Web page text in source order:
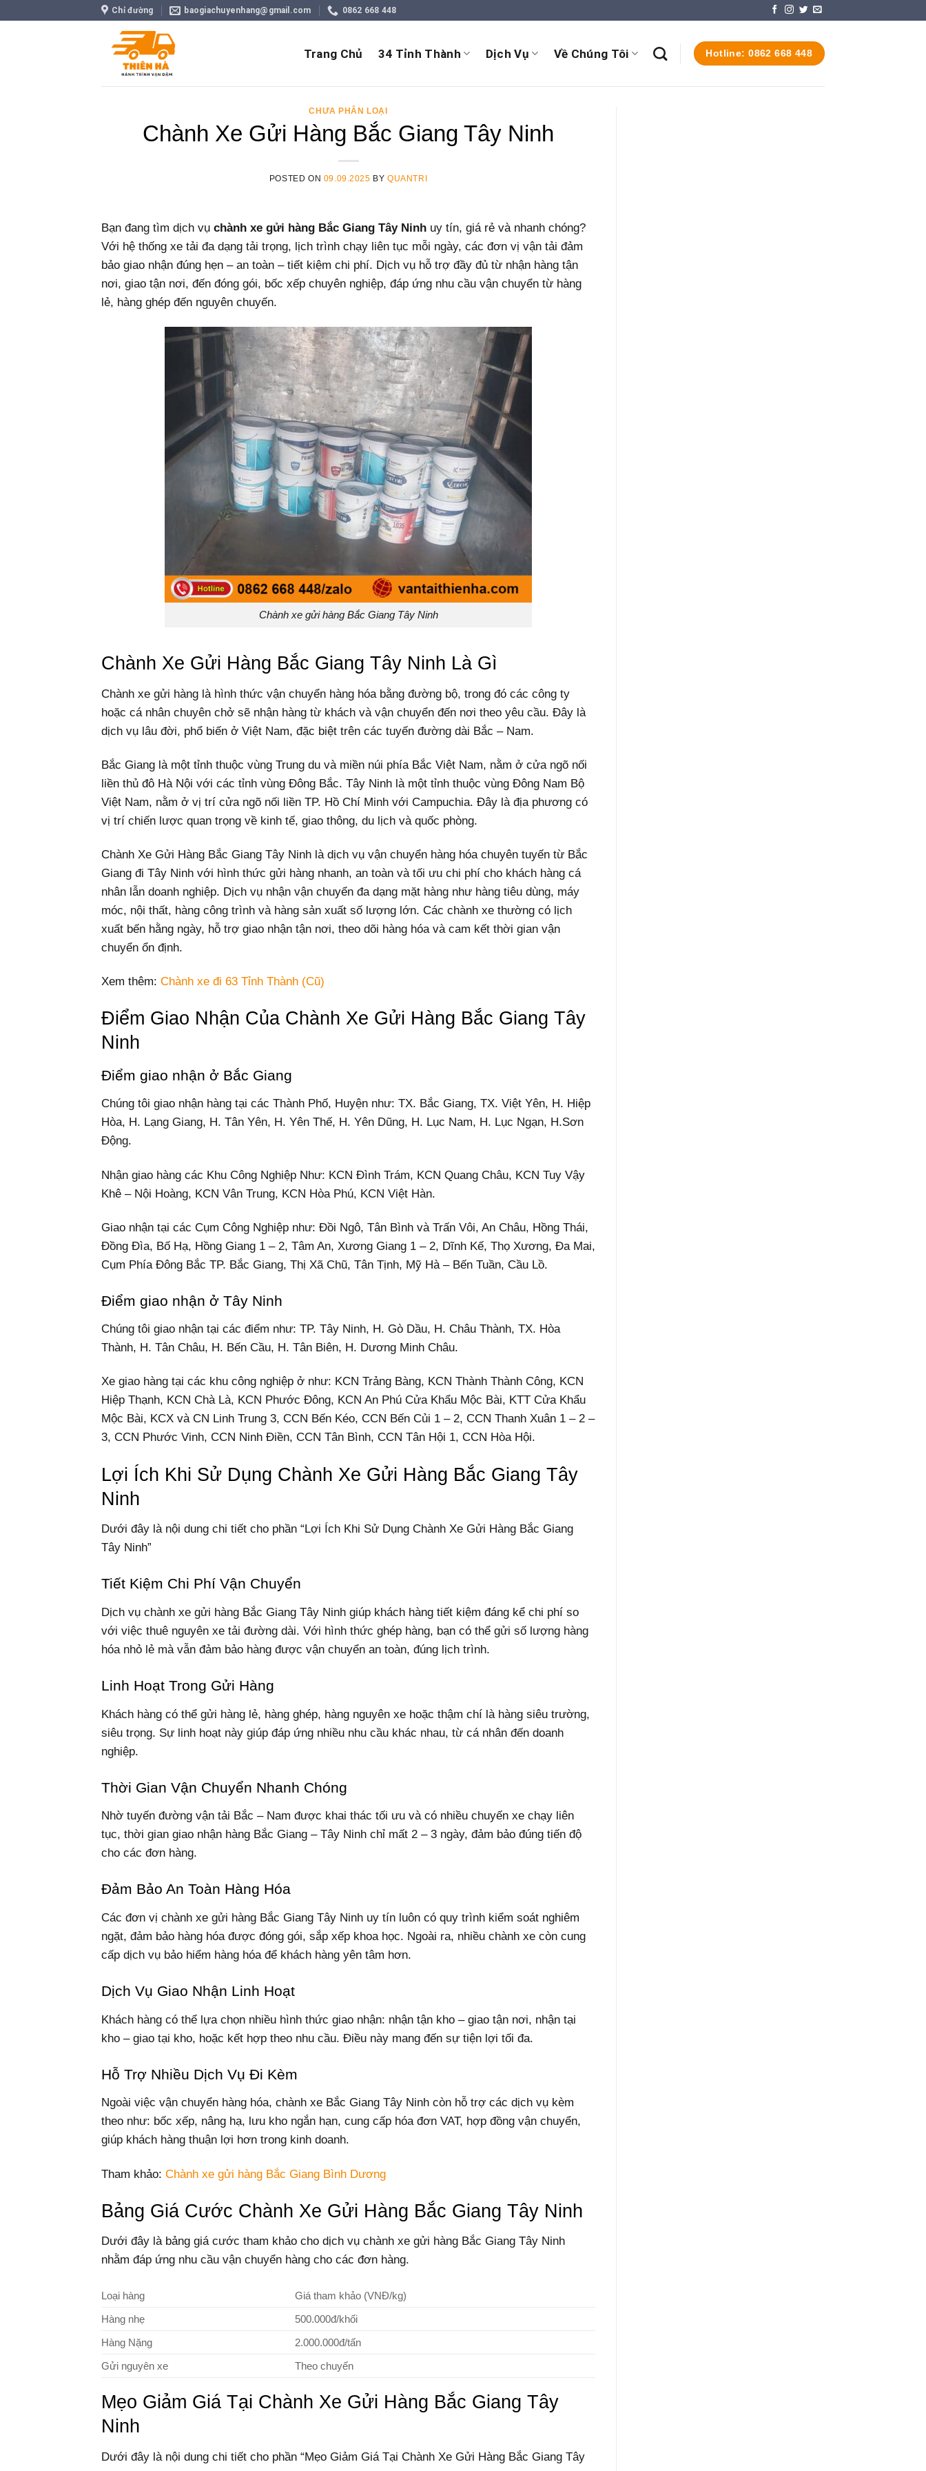
Chỉ đường baogiachuyenhang@gmail.com 0862 668 448
Trang Chủ 34 Tỉnh Thành Dịch Vụ Về Chúng Tôi Hotline: 0862 668 448
CHƯA PHÂN LOẠI
Chành Xe Gửi Hàng Bắc Giang Tây Ninh
POSTED ON 09.09.2025 BYQUANTRI
Bạn đang tìm dịch vụ chành xe gửi hàng Bắc Giang Tây Ninh uy tín, giá rẻ và nhanh chóng?
Với hệ thống xe tải đa dạng tải trọng, lịch trình chạy liên tục mỗi ngày, các đơn vị vận tải đảm
bảo giao nhận đúng hẹn – an toàn – tiết kiệm chi phí. Dịch vụ hỗ trợ đầy đủ từ nhận hàng tận
nơi, giao tận nơi, đến đóng gói, bốc xếp chuyên nghiệp, đáp ứng nhu cầu vận chuyển từ hàng
lẻ, hàng ghép đến nguyên chuyến.
Chành xe gửi hàng Bắc Giang Tây Ninh
Chành Xe Gửi Hàng Bắc Giang Tây Ninh Là Gì
Chành xe gửi hàng là hình thức vận chuyển hàng hóa bằng đường bộ, trong đó các công ty
hoặc cá nhân chuyên chở sẽ nhận hàng từ khách và vận chuyển đến nơi theo yêu cầu. Đây là
dịch vụ lâu đời, phổ biến ở Việt Nam, đặc biệt trên các tuyến đường dài Bắc – Nam.
Bắc Giang là một tỉnh thuộc vùng Trung du và miền núi phía Bắc Việt Nam, nằm ở cửa ngõ nối
liền thủ đô Hà Nội với các tỉnh vùng Đông Bắc. Tây Ninh là một tỉnh thuộc vùng Đông Nam Bộ
Việt Nam, nằm ở vị trí cửa ngõ nối liền TP. Hồ Chí Minh với Campuchia. Đây là địa phương có
vị trí chiến lược quan trọng về kinh tế, giao thông, du lịch và quốc phòng.
Chành Xe Gửi Hàng Bắc Giang Tây Ninh là dịch vụ vận chuyển hàng hóa chuyên tuyến từ Bắc
Giang đi Tây Ninh với hình thức gửi hàng nhanh, an toàn và tối ưu chi phí cho khách hàng cá
nhân lẫn doanh nghiệp. Dịch vụ nhận vận chuyển đa dạng mặt hàng như hàng tiêu dùng, máy
móc, nội thất, hàng công trình và hàng sản xuất số lượng lớn. Các chành xe thường có lịch
xuất bến hằng ngày, hỗ trợ giao nhận tận nơi, theo dõi hàng hóa và cam kết thời gian vận
chuyển ổn định.
Xem thêm: Chành xe đi 63 Tỉnh Thành (Cũ)
Điểm Giao Nhận Của Chành Xe Gửi Hàng Bắc Giang Tây
Ninh
Điểm giao nhận ở Bắc Giang
Chúng tôi giao nhận hàng tại các Thành Phố, Huyện như: TX. Bắc Giang, TX. Việt Yên, H. Hiệp
Hòa, H. Lạng Giang, H. Tân Yên, H. Yên Thế, H. Yên Dũng, H. Lục Nam, H. Lục Ngạn, H.Sơn
Động.
Nhận giao hàng các Khu Công Nghiệp Như: KCN Đình Trám, KCN Quang Châu, KCN Tuy Vậy
Khê – Nội Hoàng, KCN Vân Trung, KCN Hòa Phú, KCN Việt Hàn.
Giao nhận tại các Cụm Công Nghiệp như: Đồi Ngô, Tân Bình và Trấn Vôi, An Châu, Hồng Thái,
Đồng Đìa, Bố Hạ, Hồng Giang 1 – 2, Tâm An, Xương Giang 1 – 2, Dĩnh Kế, Thọ Xương, Đa Mai,
Cụm Phía Đông Bắc TP. Bắc Giang, Thị Xã Chũ, Tân Tịnh, Mỹ Hà – Bến Tuần, Cầu Lồ.
Điểm giao nhận ở Tây Ninh
Chúng tôi giao nhận tại các điểm như: TP. Tây Ninh, H. Gò Dầu, H. Châu Thành, TX. Hòa
Thành, H. Tân Châu, H. Bến Cầu, H. Tân Biên, H. Dương Minh Châu.
Xe giao hàng tại các khu công nghiệp ở như: KCN Trảng Bàng, KCN Thành Thành Công, KCN
Hiệp Thạnh, KCN Chà Là, KCN Phước Đông, KCN An Phú Cửa Khẩu Mộc Bài, KTT Cửa Khẩu
Mộc Bài, KCX và CN Linh Trung 3, CCN Bến Kéo, CCN Bến Củi 1 – 2, CCN Thanh Xuân 1 – 2 –
3, CCN Phước Vinh, CCN Ninh Điền, CCN Tân Bình, CCN Tân Hội 1, CCN Hòa Hội.
Lợi Ích Khi Sử Dụng Chành Xe Gửi Hàng Bắc Giang Tây
Ninh
Dưới đây là nội dung chi tiết cho phần “Lợi Ích Khi Sử Dụng Chành Xe Gửi Hàng Bắc Giang
Tây Ninh”
Tiết Kiệm Chi Phí Vận Chuyển
Dịch vụ chành xe gửi hàng Bắc Giang Tây Ninh giúp khách hàng tiết kiệm đáng kể chi phí so
với việc thuê nguyên xe tải đường dài. Với hình thức ghép hàng, bạn có thể gửi số lượng hàng
hóa nhỏ lẻ mà vẫn đảm bảo hàng được vận chuyển an toàn, đúng lịch trình.
Linh Hoạt Trong Gửi Hàng
Khách hàng có thể gửi hàng lẻ, hàng ghép, hàng nguyên xe hoặc thậm chí là hàng siêu trường,
siêu trọng. Sự linh hoạt này giúp đáp ứng nhiều nhu cầu khác nhau, từ cá nhân đến doanh
nghiệp.
Thời Gian Vận Chuyển Nhanh Chóng
Nhờ tuyến đường vận tải Bắc – Nam được khai thác tối ưu và có nhiều chuyến xe chạy liên
tục, thời gian giao nhận hàng Bắc Giang – Tây Ninh chỉ mất 2 – 3 ngày, đảm bảo đúng tiến độ
cho các đơn hàng.
Đảm Bảo An Toàn Hàng Hóa
Các đơn vị chành xe gửi hàng Bắc Giang Tây Ninh uy tín luôn có quy trình kiểm soát nghiêm
ngặt, đảm bảo hàng hóa được đóng gói, sắp xếp khoa học. Ngoài ra, nhiều chành xe còn cung
cấp dịch vụ bảo hiểm hàng hóa để khách hàng yên tâm hơn.
Dịch Vụ Giao Nhận Linh Hoạt
Khách hàng có thể lựa chọn nhiều hình thức giao nhận: nhận tận kho – giao tận nơi, nhận tại
kho – giao tại kho, hoặc kết hợp theo nhu cầu. Điều này mang đến sự tiện lợi tối đa.
Hỗ Trợ Nhiều Dịch Vụ Đi Kèm
Ngoài việc vận chuyển hàng hóa, chành xe Bắc Giang Tây Ninh còn hỗ trợ các dịch vụ kèm
theo như: bốc xếp, nâng hạ, lưu kho ngắn hạn, cung cấp hóa đơn VAT, hợp đồng vận chuyển,
giúp khách hàng thuận lợi hơn trong kinh doanh.
Tham khảo: Chành xe gửi hàng Bắc Giang Bình Dương
Bảng Giá Cước Chành Xe Gửi Hàng Bắc Giang Tây Ninh
Dưới đây là bảng giá cước tham khảo cho dịch vụ chành xe gửi hàng Bắc Giang Tây Ninh
nhằm đáp ứng nhu cầu vận chuyển hàng cho các đơn hàng.
Loại hàng
Giá tham khảo (VNĐ/kg)
Hàng nhẹ
500.000đ/khối
Hàng Nặng
2.000.000đ/tấn
Gửi nguyên xe
Theo chuyến
Mẹo Giảm Giá Tại Chành Xe Gửi Hàng Bắc Giang Tây
Ninh
Dưới đây là nội dung chi tiết cho phần “Mẹo Giảm Giá Tại Chành Xe Gửi Hàng Bắc Giang Tây